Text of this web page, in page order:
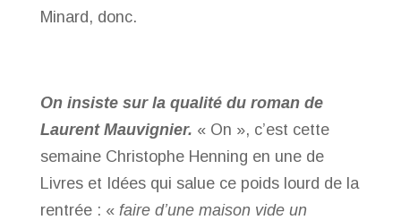
Minard, donc.
On insiste sur la qualité du roman de
Laurent Mauvignier. « On », c’est cette
semaine Christophe Henning en une de
Livres et Idées qui salue ce poids lourd de la
rentrée : « faire d’une maison vide un